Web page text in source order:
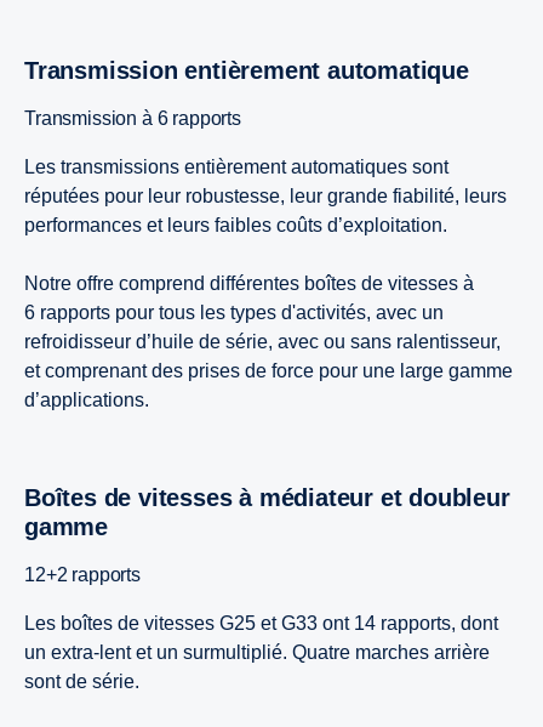
Transmission entièrement automatique
Transmission à 6 rapports
Les transmissions entièrement automatiques sont
réputées pour leur robustesse, leur grande fiabilité, leurs
performances et leurs faibles coûts d’exploitation.
Notre offre comprend différentes boîtes de vitesses à
6 rapports pour tous les types d'activités, avec un
refroidisseur d’huile de série, avec ou sans ralentisseur,
et comprenant des prises de force pour une large gamme
d’applications.
Boîtes de vitesses à médiateur et doubleur
gamme
12+2 rapports
Les boîtes de vitesses G25 et G33 ont 14 rapports, dont
un extra-lent et un surmultiplié. Quatre marches arrière
sont de série.